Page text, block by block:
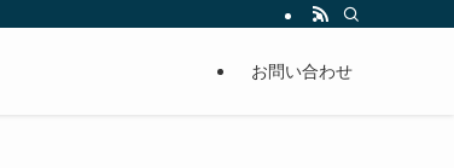
お問い合わせ